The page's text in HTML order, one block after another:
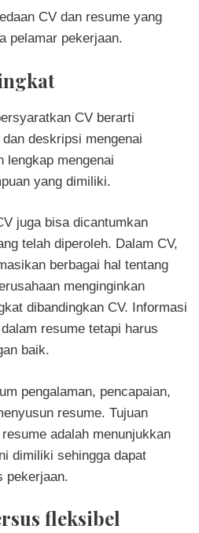
CV dan resume yang
pelamar pekerjaan.
CV berarti
deskripsi mengenai
lengkap mengenai
yang dimiliki.
juga bisa dicantumkan
telah diperoleh. Dalam CV,
berbagai hal tentang
menginginkan
dibandingkan CV. Informasi
resume tetapi harus
baik.
pengalaman, pencapaian,
resume. Tujuan
adalah menunjukkan
dimiliki sehingga dapat
pekerjaan.
fleksibel